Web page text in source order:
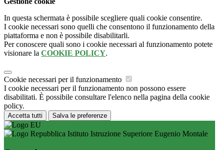
In questa schermata è possibile scegliere quali cookie consentire.
I cookie necessari sono quelli che consentono il funzionamento della
piattaforma e non è possibile disabilitarli.
Per conoscere quali sono i cookie necessari al funzionamento potete
visionare la COOKIE POLICY.
Cookie necessari per il funzionamento
I cookie necessari per il funzionamento non possono essere
disabilitati. È possibile consultare l'elenco nella pagina della cookie
policy.
Accetta tutti Salva le preferenze
Istituto Istruzione Superiore Eugenio Montale